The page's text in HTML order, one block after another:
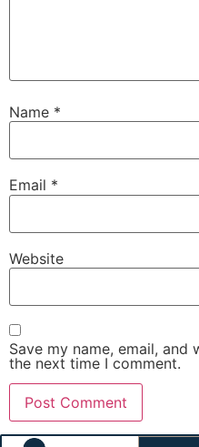
Name *
Email *
Website
Save my name, email,
the next time I comment.